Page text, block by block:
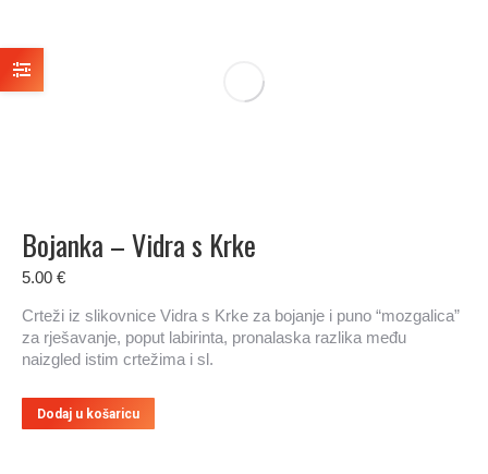
Bojanka – Vidra s Krke
5.00 €
Crteži iz slikovnice Vidra s Krke za bojanje i puno “mozgalica”
za rješavanje, poput labirinta, pronalaska razlika među
naizgled istim crtežima i sl.
Dodaj u košaricu